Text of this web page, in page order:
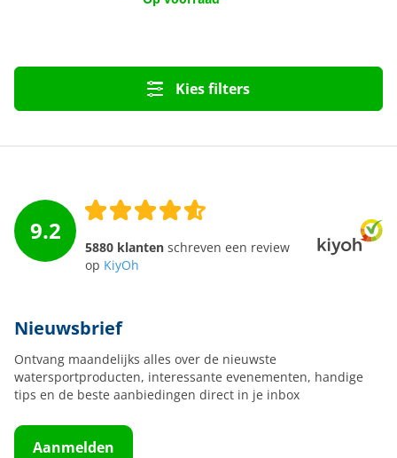
Kies filters
9.2
5880 klanten schreven een review
op KiyOh
Nieuwsbrief
Ontvang maandelijks alles over de nieuwste
watersportproducten, interessante evenementen, handige
tips en de beste aanbiedingen direct in je inbox
Aanmelden